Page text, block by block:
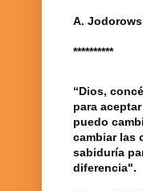
A.
**********
“Dios,
para
puedo
cambiar las
sabiduría
diferencia".